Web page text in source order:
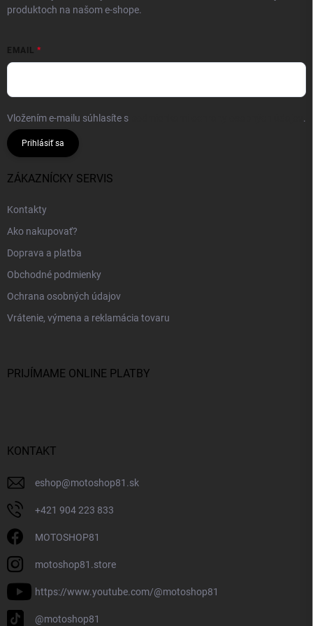
produktoch na našom e-shope.
EMAIL
Vložením e-mailu súhlasíte s .
Prihlásiť sa
ZÁKAZNÍCKY SERVIS
Kontakty
Ako nakupovať?
Doprava a platba
Obchodné podmienky
Ochrana osobných údajov
Vrátenie, výmena a reklamácia tovaru
PRIJÍMAME ONLINE PLATBY
KONTAKT
eshop@motoshop81.sk
+421 904 223 833
MOTOSHOP81
motoshop81.store
https://www.youtube.com/@motoshop81
@motoshop81